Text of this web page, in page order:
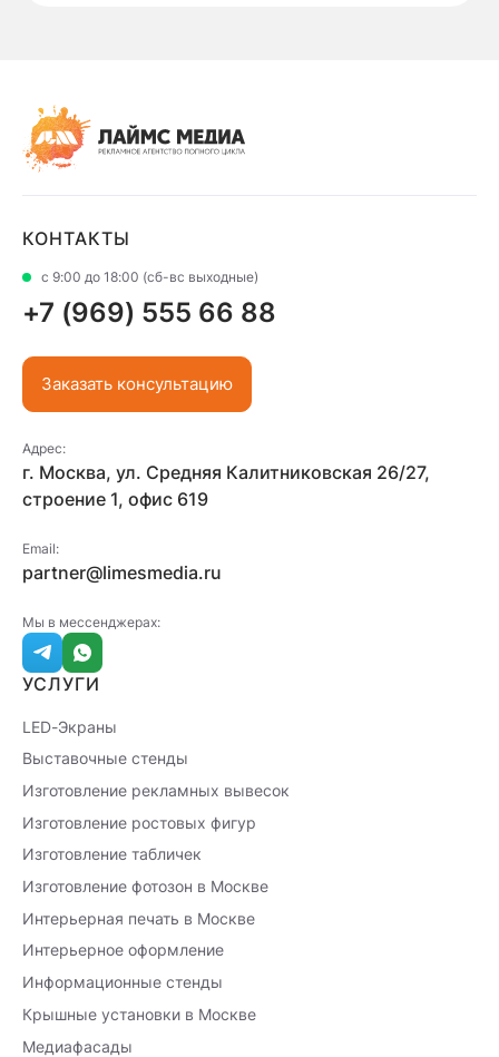
КОНТАКТЫ
с 9:00 до 18:00 (сб-вс выходные)
+7 (969) 555 66 88
Заказать консультацию
Адрес:
г. Москва, ул. Средняя Калитниковская 26/27,
строение 1, офис 619
Email:
partner@limesmedia.ru
Мы в мессенджерах:
УСЛУГИ
LED-Экраны
Выставочные стенды
Изготовление рекламных вывесок
Изготовление ростовых фигур
Изготовление табличек
Изготовление фотозон в Москве
Интерьерная печать в Москве
Интерьерное оформление
Информационные стенды
Крышные установки в Москве
Медиафасады